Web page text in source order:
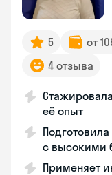
5 от
4 отзыва
её опыт
с высокими
Применяет